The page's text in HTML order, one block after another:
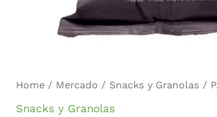
Home / Mercado / Snacks y Granolas /
Snacks y Granolas